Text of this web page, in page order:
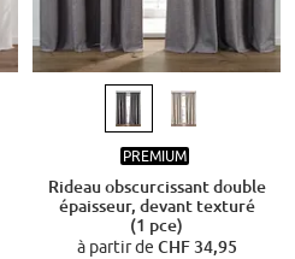
PREMIUM
Rideau obscurcissant double
épaisseur, devant texturé
(1 pce)
à partir de CHF 34,95